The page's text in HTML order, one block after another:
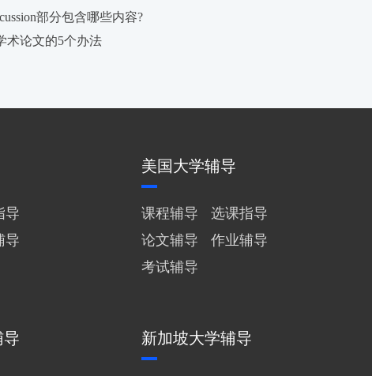
部分包含哪些内容?
术论文的5个办法
导
导
美国大学辅导
课程辅导
选课指导
论文辅导
作业辅导
考试辅导
导 新加坡大学辅导